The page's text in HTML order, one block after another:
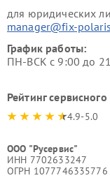
для юридических
manager@fix-
График работы:
ПН-ВСК с 9:00 до
Рейтинг
4.9-5.0
ООО "Русервис"
ИНН 7702633247
ОГРН 1077746335776